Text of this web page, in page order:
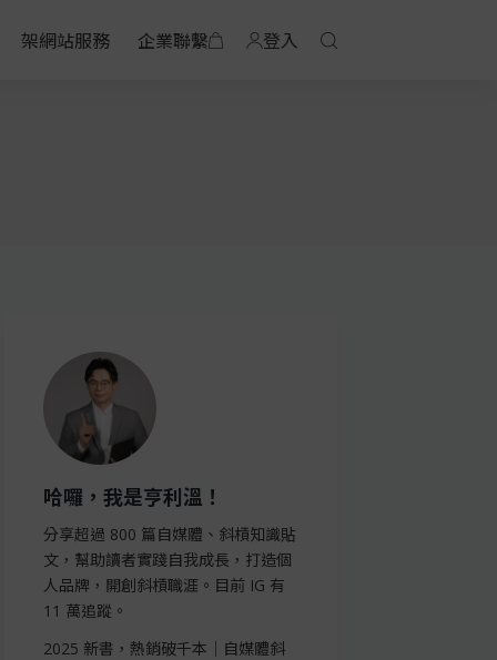
架網站服務 企業聯繫 登入
哈囉，我是亨利溫！
分享超過 800 篇自媒體、斜槓知識貼
文，幫助讀者實踐自我成長，打造個
人品牌，開創斜槓職涯。目前 IG 有
11 萬追蹤。
2025 新書，熱銷破千本｜自媒體斜